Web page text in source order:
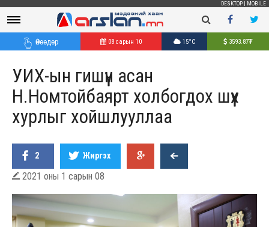
DESKTOP MOBILE
Өнөөдөр 08 сарын 10 15°C 3593.87₮
УИХ-ын гишүүн асан
Н.Номтойбаярт холбогдох шүүх
хурлыг хойшлууллаа
2 Жиргэх
 2021 оны 1 сарын 08